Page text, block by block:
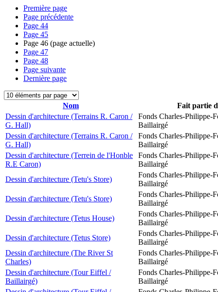
Première page
Page précédente
Page 44
Page 45
Page 46 (page actuelle)
Page 47
Page 48
Page suivante
Dernière page
Nom
Fait partie
Dessin d'architecture (Terrains R. Caron /
G. Hall)
Fonds Charles-Philippe-
Baillairgé
Dessin d'architecture (Terrains R. Caron /
G. Hall)
Fonds Charles-Philippe-
Baillairgé
Dessin d'architecture (Terrein de l'Honble
R.E Caron)
Fonds Charles-Philippe-
Baillairgé
Dessin d'architecture (Tetu's Store)
Fonds Charles-Philippe-
Baillairgé
Dessin d'architecture (Tetu's Store)
Fonds Charles-Philippe-
Baillairgé
Dessin d'architecture (Tetus House)
Fonds Charles-Philippe-
Baillairgé
Dessin d'architecture (Tetus Store)
Fonds Charles-Philippe-
Baillairgé
Dessin d'architecture (The River St
Charles)
Fonds Charles-Philippe-
Baillairgé
Dessin d'architecture (Tour Eiffel /
Baillairgé)
Fonds Charles-Philippe-
Baillairgé